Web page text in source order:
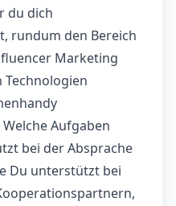
du dich
rundum den Bereich
Marketing
Aufgaben
bei der Absprache
Du unterstützt bei